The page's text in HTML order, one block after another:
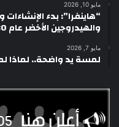
مايو 10, 2026
“هاينفرا”: بدء
والهيدروجين الأخضر عام 2030
مايو 7, 2026
لمسة يد واضحة.. لماذا